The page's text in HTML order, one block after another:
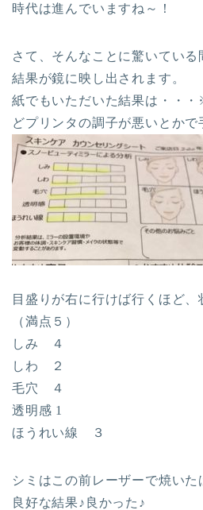
時代は進んでいますね～！
さて、そんなことに驚いてい
結果が鏡に映し出されます。
紙でもいただいた結果は・・
どプリンタの調子が悪いとか
目盛りが右に行けば行くほど、
（満点５）
しみ ４
しわ ２
毛穴 ４
透明感 1
ほうれい線 ３
シミはこの前レーザーで焼いた
良好な結果♪良かった♪